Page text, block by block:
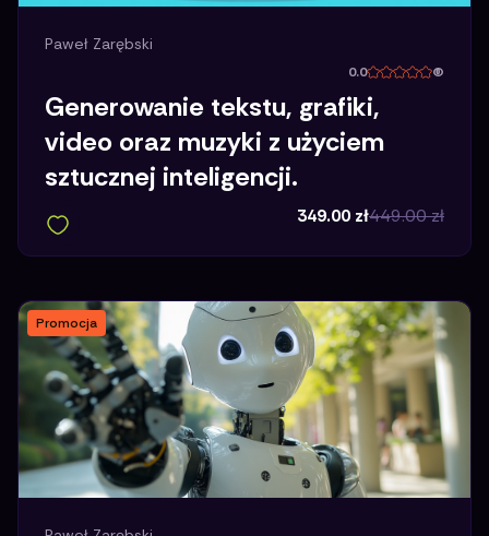
Paweł Zarębski
0.0 (
Generowanie tekstu, grafiki,
video oraz muzyki z użyciem
sztucznej inteligencji.
349.00 zł449.00zł
Promocja